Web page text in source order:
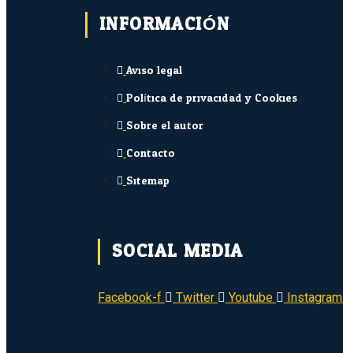
INFORMACIÓN
Aviso legal
Política de privacidad y Cookies
Sobre el autor
Contacto
Sitemap
SOCIAL MEDIA
Facebook-f Twitter Youtube Instagram